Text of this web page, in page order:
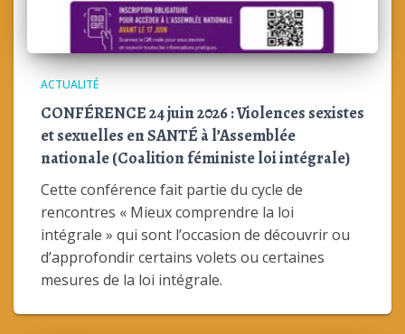
ACTUALITÉ
CONFÉRENCE 24 juin 2026 : Violences sexistes
et sexuelles en SANTÉ à l’Assemblée
nationale (Coalition féministe loi intégrale)
Cette conférence fait partie du cycle de
rencontres « Mieux comprendre la loi
intégrale » qui sont l’occasion de découvrir ou
d’approfondir certains volets ou certaines
mesures de la loi intégrale.